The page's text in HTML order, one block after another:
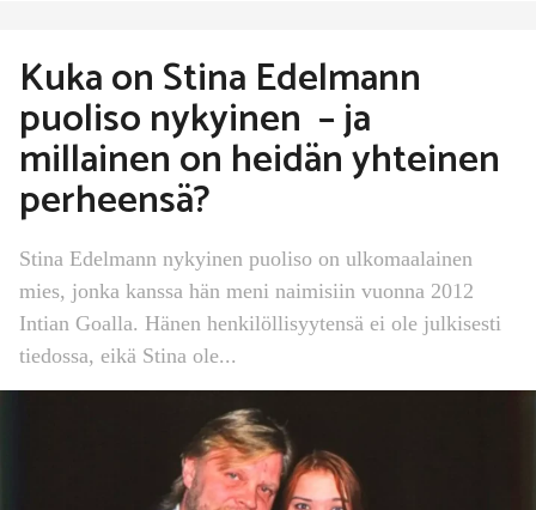
Kuka on Stina Edelmann
puoliso nykyinen – ja
millainen on heidän yhteinen
perheensä?
Stina Edelmann nykyinen puoliso on ulkomaalainen
mies, jonka kanssa hän meni naimisiin vuonna 2012
Intian Goalla. Hänen henkilöllisyytensä ei ole julkisesti
tiedossa, eikä Stina ole...